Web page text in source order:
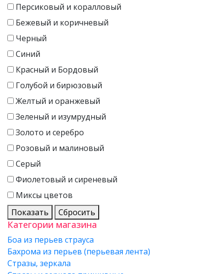
Персиковый и коралловый
Бежевый и коричневый
Черный
Синий
Красный и Бордовый
Голубой и бирюзовый
Желтый и оранжевый
Зеленый и изумрудный
Золото и серебро
Розовый и малиновый
Серый
Фиолетовый и сиреневый
Миксы цветов
Показать
Сбросить
Категории магазина
Боа из перьев страуса
Бахрома из перьев (перьевая лента)
Стразы, зеркала